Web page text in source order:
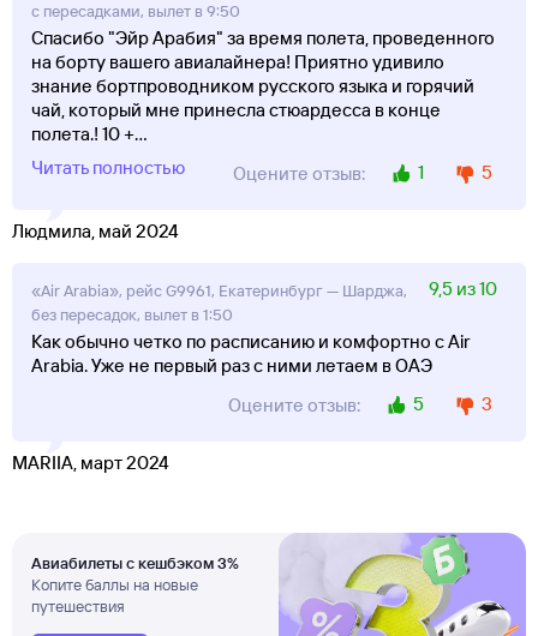
с пересадками, вылет в 9:50
Спасибо "Эйр Арабия" за время полета, проведенного
на борту вашего авиалайнера! Приятно удивило
знание бортпроводником русского языка и горячий
чай, который мне принесла стюардесса в конце
полета.! 10 +...
Читать полностью
Оцените отзыв: 1 5
Людмила, май 2024
«Air Arabia», рейс G9961, Екатеринбург — Шарджа,
без пересадок, вылет в 1:50
9,5 из 10
Как обычно четко по расписанию и комфортно с Air
Arabia. Уже не первый раз с ними летаем в ОАЭ
Оцените отзыв:
5 3
MARIIA, март 2024
Авиабилеты с кешбэком 3%
Копите баллы на новые
путешествия